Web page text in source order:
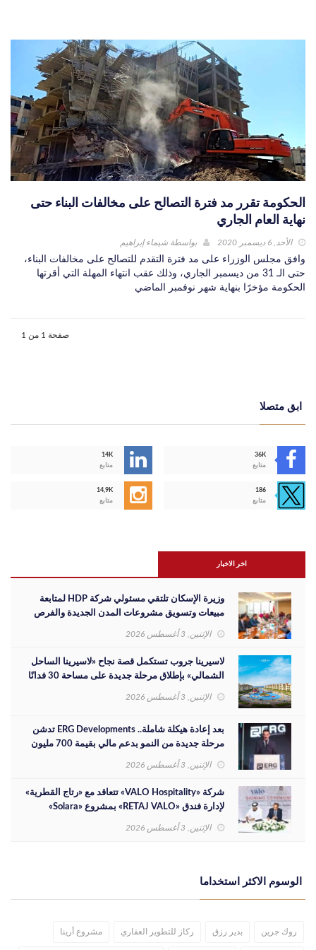
الحكومة تقرر مد فترة التصالح على مخالفات البناء حتى
نهاية العام الجاري
الأحد, 6 ديسمبر 2020 بواسطة شيماء إبراهيم
وافق مجلس الوزراء على مد فترة التقدم للتصالح على مخالفات البناء،
حتى الـ 31 من ديسمبر الجاري، وذلك عقب انتهاء المهلة التي أقرتها
الحكومة مؤخرًا بنهاية شهر نوفمبر الماضي
صفحة 1 من 1
ابق متصلا
14K
متابع
36K
متابع
14,9K
متابع
186
متابع
اخر الاخبار
وزيرة الإسكان تلتقي مسئولي شركة HDP لمتابعة
مبيعات وتسويق مشروعات المدن الجديدة والفرص
الإثنين, 3 أغسطس 2026
لاسيرينا جروب تستكمل قصة نجاح «لاسيرينا الساحل
الشمالي» بإطلاق مرحلة جديدة على مساحة 30 فدانًا
الإثنين, 3 أغسطس 2026
بعد إعادة هيكلة شاملة.. ERG Developments تدشن
مرحلة جديدة من النمو بدعم مالي بقيمة 700 مليون
الإثنين, 3 أغسطس 2026
شركة «VALO Hospitality» تتعاقد مع «رتاج القطرية»
لإدارة فندق «RETAJ VALO» بمشروع «Solara»
الإثنين, 3 أغسطس 2026
الوسوم الاكثر استخداما
روك جرين بدير رزق ركاز للتطوير العقاري مشروع أرينا